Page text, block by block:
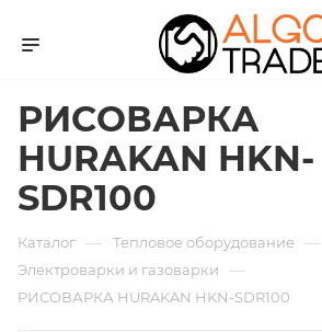
РИСОВАРКА
HURAKAN HKN-
SDR100
Каталог — Тепловое оборудование —
Электроварки и газоварки —
РИСОВАРКА HURAKAN HKN-SDR100